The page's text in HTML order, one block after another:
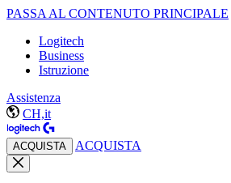
PASSA AL CONTENUTO PRINCIPALE
Logitech
Business
Istruzione
Assistenza
CH,it
ACQUISTA ACQUISTA